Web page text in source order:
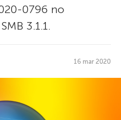
0796 no
3.1.1.
16 mar 2020